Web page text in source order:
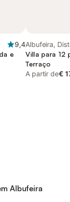
9,4
e
Albufeira,
Villa para 12
Terraço
A partir de€
Albufeira